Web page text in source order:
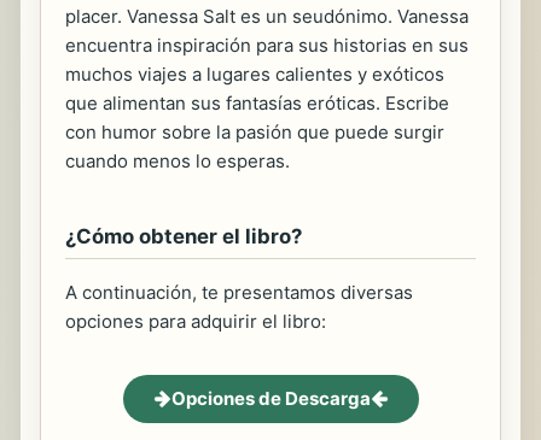
placer. Vanessa Salt es un seudónimo. Vanessa
encuentra inspiración para sus historias en sus
muchos viajes a lugares calientes y exóticos
que alimentan sus fantasías eróticas. Escribe
con humor sobre la pasión que puede surgir
cuando menos lo esperas.
¿Cómo obtener el libro?
A continuación, te presentamos diversas
opciones para adquirir el libro:
Opciones de Descarga